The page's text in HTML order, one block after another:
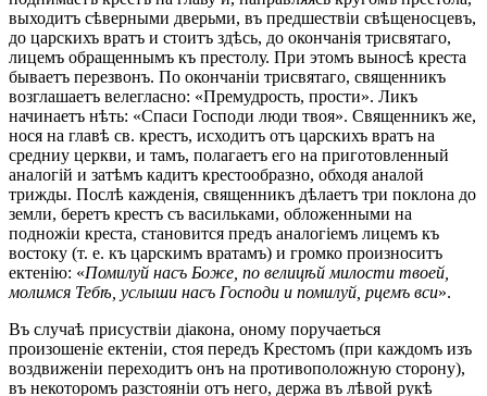
выходитъ сѣверными дверьми, въ предшествіи свѣщеносцевъ,
до царскихъ вратъ и стоитъ здѣсь, до окончанія трисвятаго,
лицемъ обращеннымъ къ престолу. При этомъ выносѣ креста
бываетъ перезвонъ. По окончаніи трисвятаго, священникъ
возглашаетъ велегласно: «Премудрость, прости». Ликъ
начинаетъ нѣть: «Спаси Господи люди твоя». Священникъ же,
нося на главѣ св. крестъ, исходитъ отъ царскихъ вратъ на
средниу церкви, и тамъ, полагаетъ его на приготовленный
аналогій и затѣмъ кадитъ крестообразно, обходя аналой
трижды. Послѣ кажденія, священникъ дѣлаетъ три поклона до
земли, беретъ крестъ съ васильками, обложенными на
подножіи креста, становится предъ аналогіемъ лицемъ къ
востоку (т. е. къ царскимъ вратамъ) и громко произноситъ
ектенію: «Помилуй насъ Боже, по велицѣй милости твоей,
молимся Тебѣ, услыши насъ Господи и помилуй, рцемъ вси».
Въ случаѣ присуствіи діакона, оному поручаеться
произошеніе ектеніи, стоя передъ Крестомъ (при каждомъ изъ
воздвиженіи переходитъ онъ на противоположную сторону),
въ некоторомъ разстояніи отъ него, держа въ лѣвой рукѣ